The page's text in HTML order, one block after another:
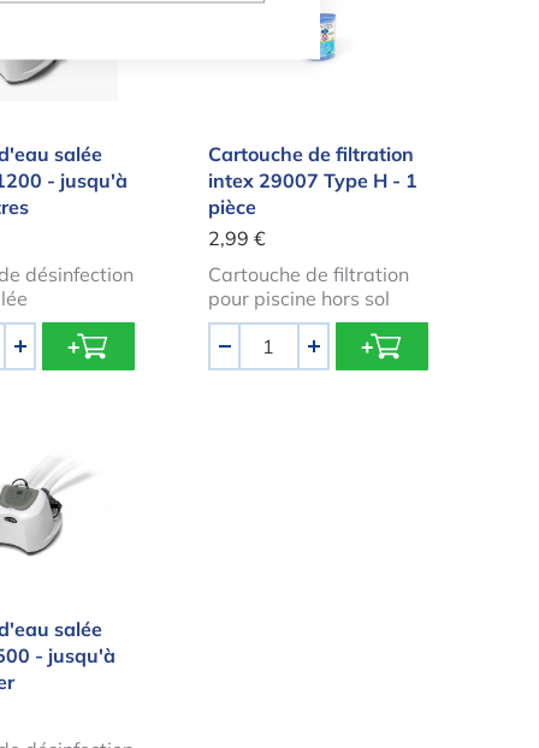
salée
- jusqu'à
désinfection
+
Cartouche de filtration
intex 29007 Type H - 1
pièce
2,99 €
Cartouche de filtration
pour piscine hors sol
Quantité
+
salée
- jusqu'à